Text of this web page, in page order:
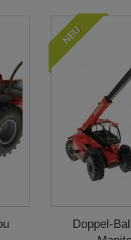
NEU
Doppel-